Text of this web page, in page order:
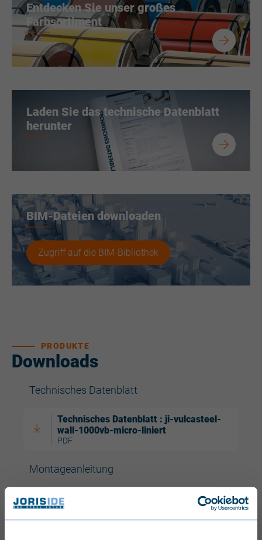
Entdecken Sie unser großes
Farbsortiment
Laden Sie das technische Datenblatt
herunter
BIM-Dateien downloaden
Zugriff auf die BIM-Bibliothek
Downloads
PRODUKTE
Technisches Datenblatt
Technisches Datenblatt : ji-vulcasteel-
wall-1000vb-micro-liniert
PDF
Montageanleitung
Lastenhebung Und Lagerung Illustrierte
Anleitung Zum Lastenheben
PDF